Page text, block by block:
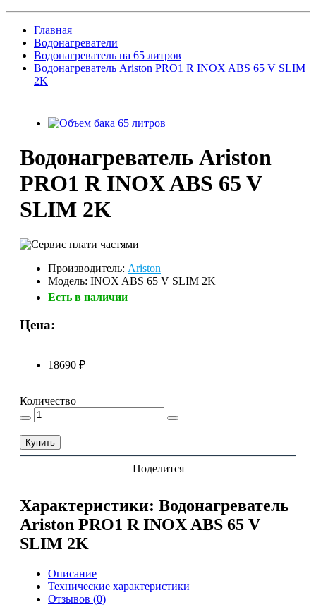
Главная
Водонагреватели
Водонагреватель на 65 литров
Водонагреватель Ariston PRO1 R INOX ABS 65 V SLIM
2K
Водонагреватель Ariston
PRO1 R INOX ABS 65 V
SLIM 2K
Производитель: Ariston
Модель: INOX ABS 65 V SLIM 2K
Есть в наличии
Цена:
18690 ₽
Количество
Купить
Поделится
Характеристики: Водонагреватель
Ariston PRO1 R INOX ABS 65 V
SLIM 2K
Описание
Технические характеристики
Отзывов (0)